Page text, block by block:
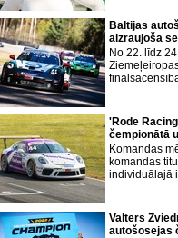
Baltijas
aizraujoša
No 22. līdz
'Rode
čempionātā
Komandas
komandas
individuālajā
Valters
autošosejas